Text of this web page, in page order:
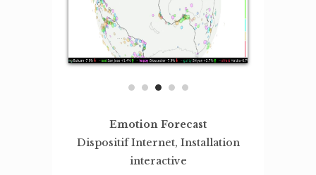
Emotion Forecast
Dispositif Internet, Installation
interactive